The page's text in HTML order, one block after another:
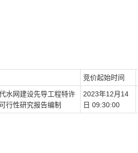
竞价起始时间
水网建设先导工程特许
行性研究报告编制
2023年12月 14
日 09:30:00